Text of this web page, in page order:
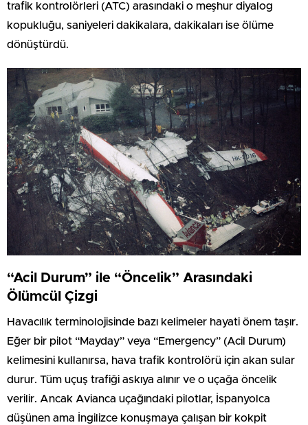
trafik kontrolörleri (ATC) arasındaki o meşhur diyalog
kopukluğu, saniyeleri dakikalara, dakikaları ise ölüme
dönüştürdü.
“Acil Durum” ile “Öncelik” Arasındaki
Ölümcül Çizgi
Havacılık terminolojisinde bazı kelimeler hayati önem taşır.
Eğer bir pilot “Mayday” veya “Emergency” (Acil Durum)
kelimesini kullanırsa, hava trafik kontrolörü için akan sular
durur. Tüm uçuş trafiği askıya alınır ve o uçağa öncelik
verilir. Ancak Avianca uçağındaki pilotlar, İspanyolca
düşünen ama İngilizce konuşmaya çalışan bir kokpit